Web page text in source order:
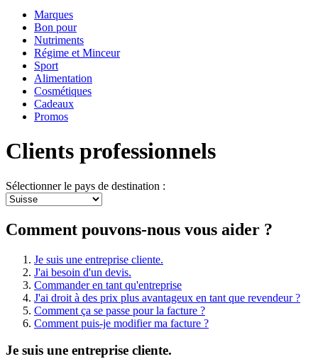
Marques
Bon pour
Nutriments
Régime et Minceur
Sport
Alimentation
Cosmétiques
Cadeaux
Promos
Clients professionnels
Sélectionner le pays de destination :
Comment pouvons-nous vous aider ?
Je suis une entreprise cliente.
J'ai besoin d'un devis.
Commander en tant qu'entreprise
J'ai droit à des prix plus avantageux en tant que revendeur ?
Comment ça se passe pour la facture ?
Comment puis-je modifier ma facture ?
Je suis une entreprise cliente.